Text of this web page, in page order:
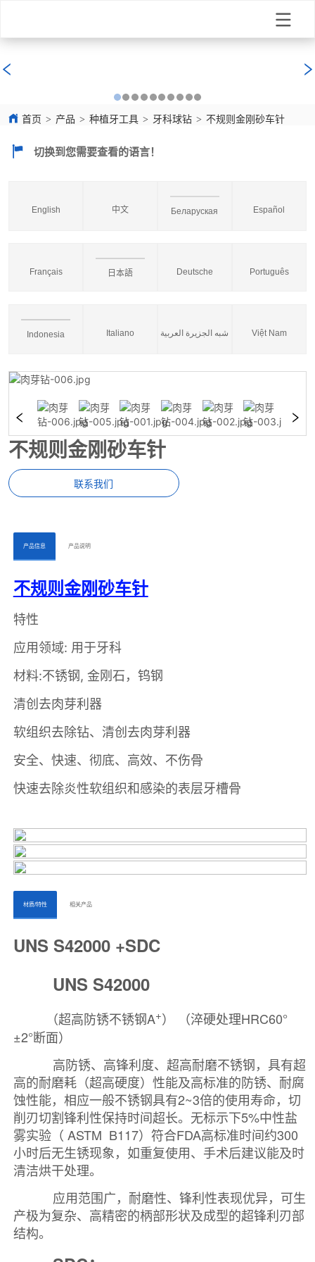
首页 > 产品 > 种植牙工具 > 牙科球钻 > 不规则金刚砂车针
切换到您需要查看的语言！
English 中文 Беларуская Español
Français 日本語 Deutsche Português
Indonesia Italiano شبه الجزيرة العربية Việt Nam
不规则金刚砂车针
联系我们
ㅤㅤ产品信息ㅤㅤ ㅤㅤ产品说明ㅤㅤ
ㅤㅤ材质/特性ㅤㅤ ㅤㅤ相关产品ㅤㅤㅤ